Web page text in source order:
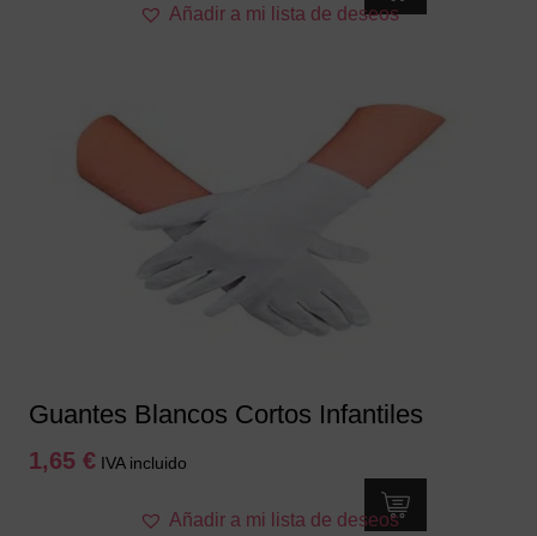
producto
opciones
la
Añadir a mi lista de deseos
Guantes Blancos Cortos Infantiles
1,65 € IVA incluido
Añadir a mi lista de deseos